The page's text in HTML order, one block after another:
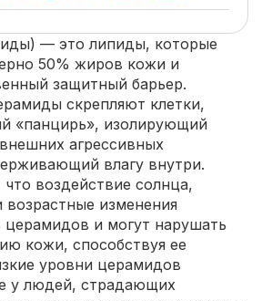
— это липиды, которые
50% жиров кожи и
защитный барьер.
скрепляют клетки,
«панцирь», изолирующий
агрессивных
влагу внутри.
воздействие солнца,
изменения
и могут нарушать
кожи, способствуя ее
уровни церамидов
у людей, страдающих